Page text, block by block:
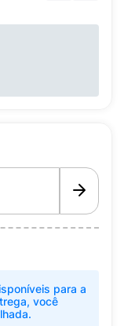
para a
você